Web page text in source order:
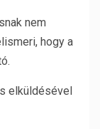
nem
hogy a
elküldésével